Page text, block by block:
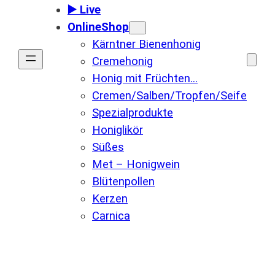
▶️ Live
OnlineShop
Kärntner Bienenhonig
Cremehonig
Honig mit Früchten…
Cremen/Salben/Tropfen/Seife
Spezialprodukte
Honiglikör
Süßes
Met – Honigwein
Blütenpollen
Kerzen
Carnica